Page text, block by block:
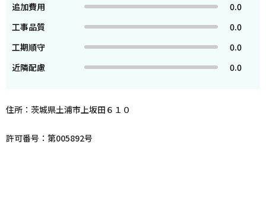
追加費用
0.0
工事品質
0.0
工期順守
0.0
近隣配慮
0.0
住所：茨城県土浦市上坂田６１０
許可番号：第005892号